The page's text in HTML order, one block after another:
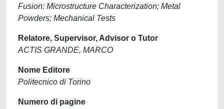
Fusion; Microstructure Characterization; Metal
Powders; Mechanical Tests
Relatore, Supervisor, Advisor o Tutor
ACTIS GRANDE, MARCO
Nome Editore
Politecnico di Torino
Numero di pagine